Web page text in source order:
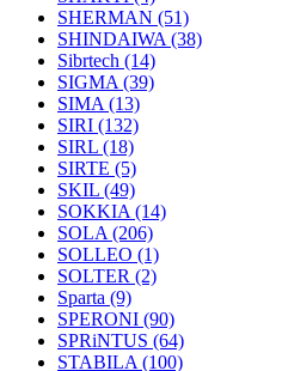
SHERMAN (51)
SHINDAIWA (38)
Sibrtech (14)
SIGMA (39)
SIMA (13)
SIRI (132)
SIRL (18)
SIRTE (5)
SKIL (49)
SOKKIA (14)
SOLA (206)
SOLLEO (1)
SOLTER (2)
Sparta (9)
SPERONI (90)
SPRiNTUS (64)
STABILA (100)